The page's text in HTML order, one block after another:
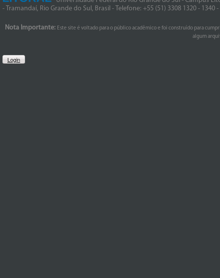
- Tramandaí, Rio Grande do Sul, Brasil - Telefone: +55 (51) 3308 1320 - 1340
Nota Importante: Este site é voltado para o público acadêmico e foi construído para
algum
Login